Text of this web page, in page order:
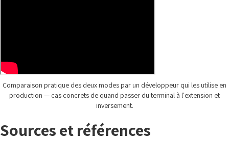
Comparaison pratique des deux modes par un développeur qui les utilise en
production — cas concrets de quand passer du terminal à l'extension et
inversement.
Sources et références